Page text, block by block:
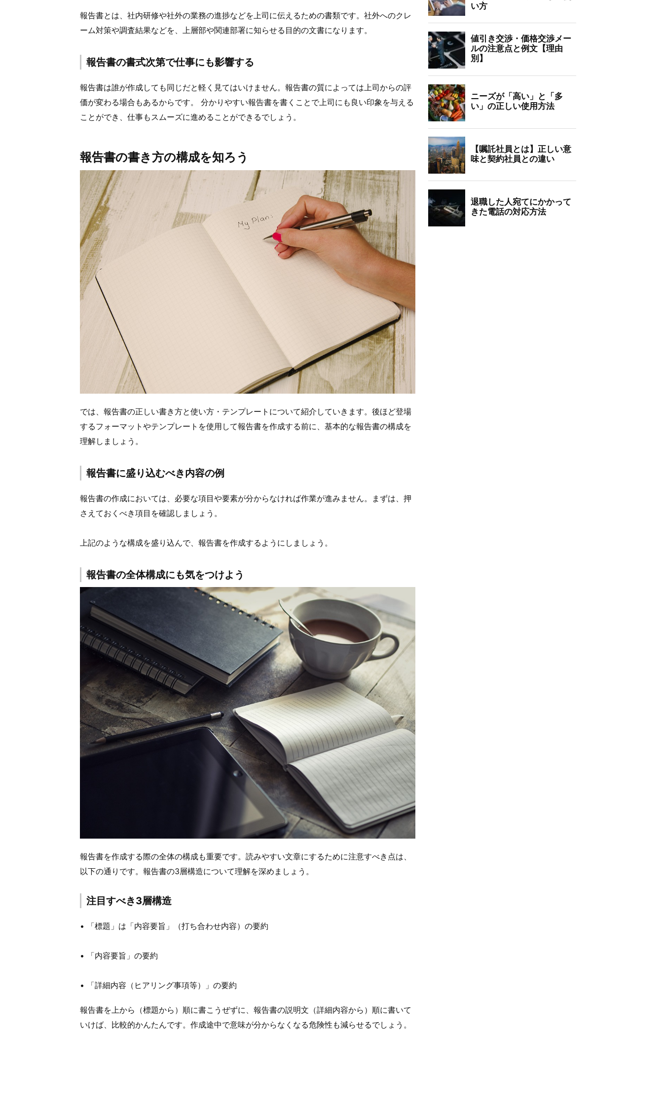
報告書とは、社内研修や社外の業務の進捗などを上司に伝えるための書類です。社外へのクレ
ーム対策や調査結果などを、 上層部や関連部署に知らせる目的の文書になります。
報告書の書式次第で仕事にも影響する
報告書は誰が作成しても同じだと軽く見てはいけません。報告書の質によっては上司からの評
価が変わる場合もあるからです。 分かりやすい報告書を書くことで上司にも良い印象を与える
ことができ、仕事もスムーズに進めることができるでしょう。
報告書の書き方の構成を知ろう
では、報告書の正しい書き方と使い方・テンプレートについて紹介していきます。後ほど登場
するフォーマットやテンプレートを使用して報告書を作成する前に、基本的な報告書の構成を
理解しましょう。
報告書に盛り込むべき内容の例
報告書の作成においては、必要な項目や要素が分からなければ作業が進みません。まずは、押
さえておくべき項目を確認しましょう。
上記のような構成を盛り込んで、報告書を作成するようにしましょう。
報告書の全体構成にも気をつけよう
報告書を作成する際の全体の構成も重要です。読みやすい文章にするために注意すべき点は、
以下の通りです。報告書の3層構造について理解を深めましょう。
注目すべき3層構造
• 「標題」は「内容要旨」（打ち合わせ内容）の要約
• 「内容要旨」の要約
• 「詳細内容（ヒアリング事項等）」の要約
報告書を上から（標題から）順に書こうぜずに、報告書の説明文（詳細内容から）順に書いて
いけば、比較的かんたんです。作成途中で意味が分からなくなる危険性も減らせるでしょう。